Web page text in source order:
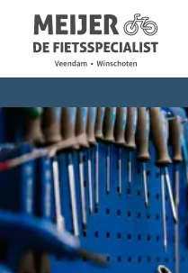
Navigatie